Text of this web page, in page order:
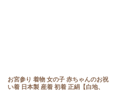
お宮参り 着物 女の子 赤ちゃんのお祝
い着 日本製 産着 初着 正絹【白地、